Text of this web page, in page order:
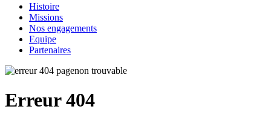
Histoire
Missions
Nos engagements
Equipe
Partenaires
Erreur 404